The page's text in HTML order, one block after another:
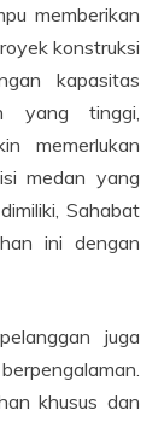
memberikan
konstruksi
kapasitas
yang tinggi,
memerlukan
medan yang
Sahabat
ini dengan
juga
khusus dan